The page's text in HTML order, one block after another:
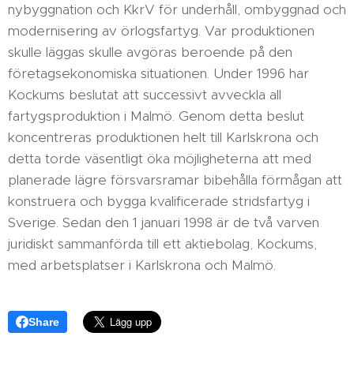
nybyggnation och KkrV för underhåll, ombyggnad och
modernisering av örlogsfartyg. Var produktionen
skulle läggas skulle avgöras beroende på den
företagsekonomiska situationen. Under 1996 har
Kockums beslutat att successivt avveckla all
fartygsproduktion i Malmö. Genom detta beslut
koncentreras produktionen helt till Karlskrona och
detta torde väsentligt öka möjligheterna att med
planerade lägre försvarsramar bibehålla förmågan att
konstruera och bygga kvalificerade stridsfartyg i
Sverige. Sedan den 1 januari 1998 är de två varven
juridiskt sammanförda till ett aktiebolag, Kockums,
med arbetsplatser i Karlskrona och Malmö.
Share